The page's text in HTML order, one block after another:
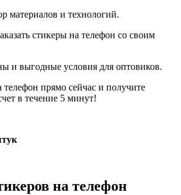
материалов и технологий.
стикеры на телефон со своим
и выгодные условия для оптовиков.
телефон прямо сейчас и получите
в течение 5 минут!
на телефон